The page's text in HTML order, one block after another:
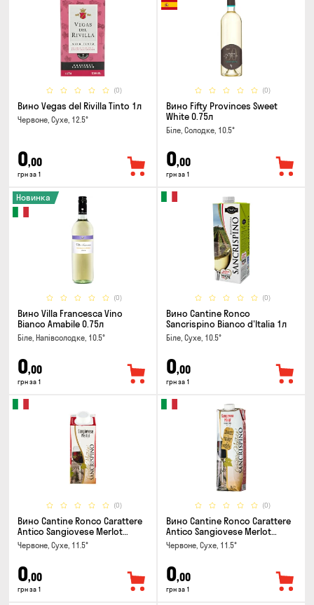
(0)
Вино Vegas del Rivilla Tinto 1л
Червоне, Сухе, 12.5°
0,00
грн за 1
(0)
Вино Fifty Provinces Sweet
White 0.75л
Біле, Солодке, 10.5°
0,00
грн за 1
(0)
Новинка
Вино Villa Francesca Vino
Bianco Amabile 0.75л
Біле, Напівсолодке, 10.5°
0,00
грн за 1
(0)
Вино Cantine Ronco
Sancrispino Bianco d'Italia 1л
Біле, Сухе, 10.5°
0,00
грн за 1
(0)
Вино Cantine Ronco Carattere
Antico Sangiovese Merlot
Rubicone IGT 0.25л
Червоне, Сухе, 11.5°
0,00
грн за 1
(0)
Вино Cantine Ronco Carattere
Antico Sangiovese Merlot
Rubicone IGT 1л
Червоне, Сухе, 11.5°
0,00
грн за 1